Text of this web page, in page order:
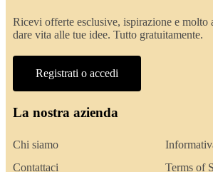
Ricevi offerte esclusive, ispirazione e molto
dare vita alle tue idee. Tutto gratuitamente.
Registrati o accedi
La nostra azienda
Chi siamo
Contattaci
Terms of